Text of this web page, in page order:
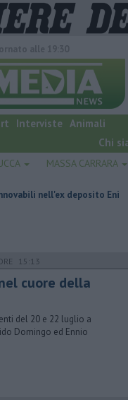
Interviste Animali
Chi
MASSA CARRARA
deposito Eni
15:13
cuore della
del 20 e 22 luglio a
Domingo ed Ennio